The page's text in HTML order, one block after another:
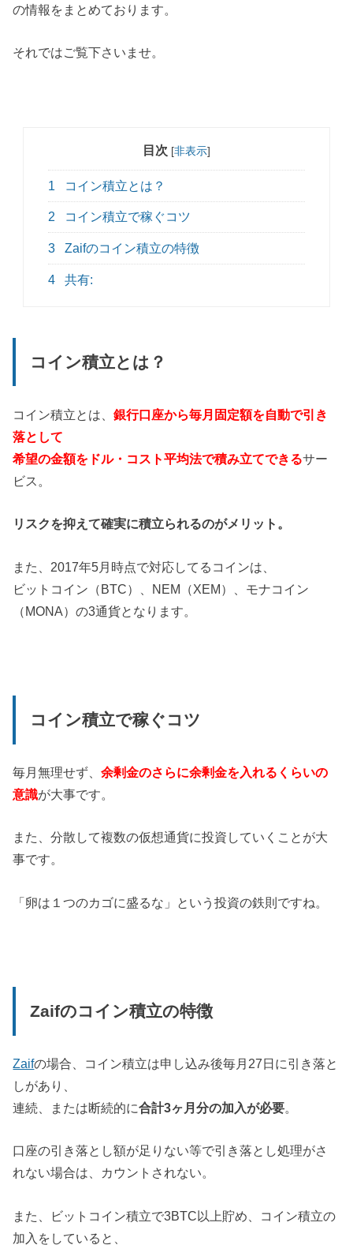
の情報をまとめております。
それではご覧下さいませ。
目次 [非表示]
1 コイン積立とは？
2 コイン積立で稼ぐコツ
3 Zaifのコイン積立の特徴
4 共有:
コイン積立とは？
コイン積立とは、銀行口座から毎月固定額を自動で引き
落として
希望の金額をドル・コスト平均法で積み立てできるサー
ビス。
リスクを抑えて確実に積立られるのがメリット。
また、2017年5月時点で対応してるコインは、
ビットコイン（BTC）、NEM（XEM）、モナコイン
（MONA）の3通貨となります。
コイン積立で稼ぐコツ
毎月無理せず、余剰金のさらに余剰金を入れるくらいの
意識が大事です。
また、分散して複数の仮想通貨に投資していくことが大
事です。
「卵は１つのカゴに盛るな」という投資の鉄則ですね。
Zaifのコイン積立の特徴
Zaifの場合、コイン積立は申し込み後毎月27日に引き落と
しがあり、
連続、または断続的に合計3ヶ月分の加入が必要。
口座の引き落とし額が足りない等で引き落とし処理がさ
れない場合は、カウントされない。
また、ビットコイン積立で3BTC以上貯め、コイン積立の
加入をしていると、